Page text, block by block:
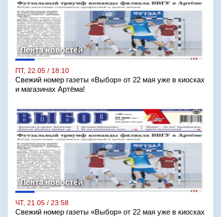
Лента новостей
ПТ, 22.05 / 18:10
Свежий номер газеты «Выбор» от 22 мая уже в киосках
и магазинах Артёма!
Лента новостей
ЧТ, 21.05 / 23:58
Свежий номер газеты «Выбор» от 22 мая уже в киосках